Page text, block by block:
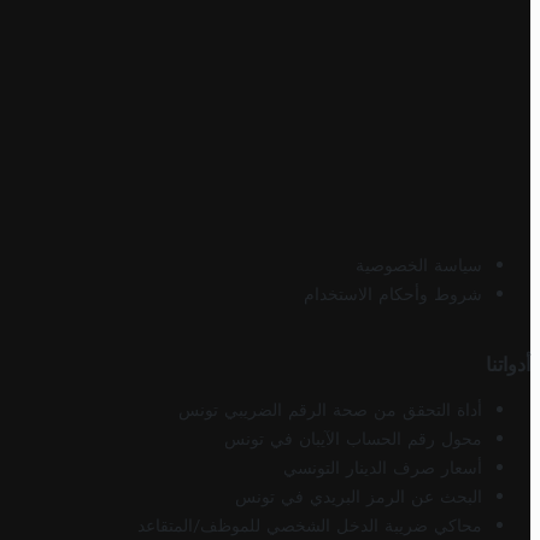
سياسة الخصوصية
شروط وأحكام الاستخدام
أدواتنا
أداة التحقق من صحة الرقم الضريبي تونس
محول رقم الحساب الآيبان في تونس
أسعار صرف الدينار التونسي
البحث عن الرمز البريدي في تونس
محاكي ضريبة الدخل الشخصي للموظف/المتقاعد